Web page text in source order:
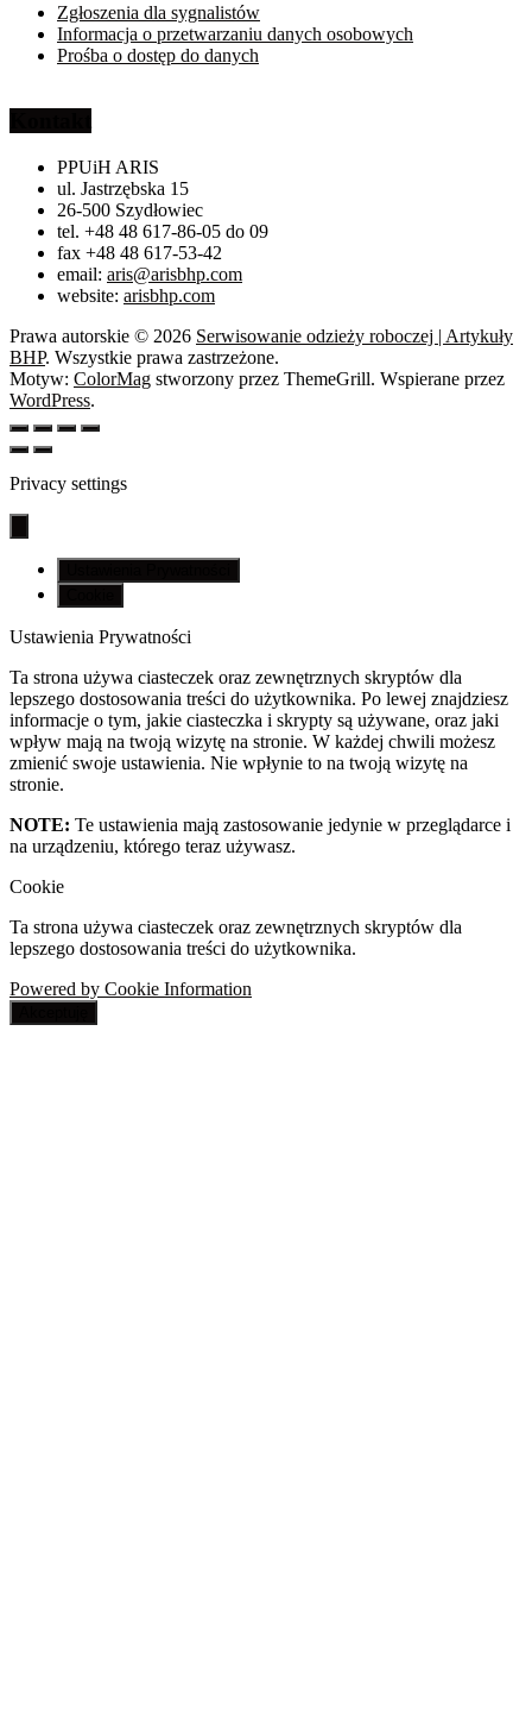
Zgłoszenia dla sygnalistów
Informacja o przetwarzaniu danych osobowych
Prośba o dostęp do danych
PPUiH ARIS
ul. Jastrzębska 15
26-500 Szydłowiec
tel. +48 48 617-86-05 do 09
fax +48 48 617-53-42
email: aris@arisbhp.com
website: arisbhp.com
Prawa autorskie © 2026 Serwisowanie odzieży roboczej | Artykuły
BHP. Wszystkie prawa zastrzeżone.
Motyw: ColorMag stworzony przez ThemeGrill. Wspierane przez
WordPress.
Privacy settings
Ustawienia Prywatności
Ta strona używa ciasteczek oraz zewnętrznych skryptów dla
lepszego dostosowania treści do użytkownika. Po lewej znajdziesz
informacje o tym, jakie ciasteczka i skrypty są używane, oraz jaki
wpływ mają na twoją wizytę na stronie. W każdej chwili możesz
zmienić swoje ustawienia. Nie wpłynie to na twoją wizytę na
stronie.
NOTE: Te ustawienia mają zastosowanie jedynie w przeglądarce i
na urządzeniu, którego teraz używasz.
Cookie
Ta strona używa ciasteczek oraz zewnętrznych skryptów dla
lepszego dostosowania treści do użytkownika.
Powered by Cookie Information